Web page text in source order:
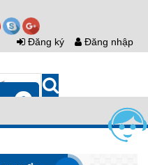
Đăng ký Đăng nhập
0